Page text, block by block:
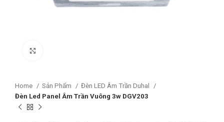
Home Sản Phẩm
Đèn LED Âm Trần Duhal
Đèn Led Panel Âm Trần Vuông 3w DGV203